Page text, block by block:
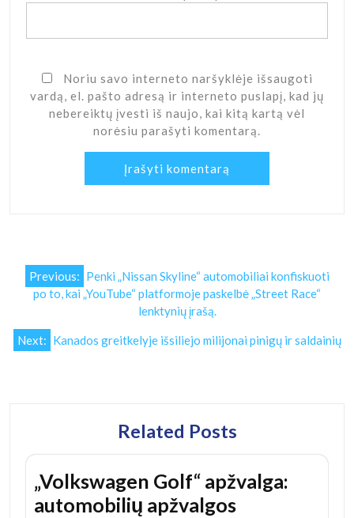
Noriu savo interneto naršyklėje išsaugoti
vardą, el. pašto adresą ir interneto puslapį, kad jų
nebereiktų įvesti iš naujo, kai kitą kartą vėl
norėsiu parašyti komentarą.
Navigacija
tarp
Previous: Penki „Nissan Skyline“ automobiliai konfiskuoti
po to, kai „YouTube“ platformoje paskelbė „Street Race“
lenktynių įrašą.
Next: Kanados greitkelyje išsiliejo milijonai pinigų ir saldainių
Related Posts
„Volkswagen Golf“ apžvalga:
automobilių apžvalgos